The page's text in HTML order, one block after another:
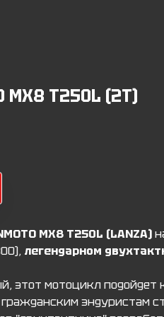
MX8 T250L (2T)
MX8 T250L (LANZA)
легендарном
этот мотоцикл подойдет
эндуристам